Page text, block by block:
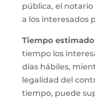
pública, el
a los interesados
Tiempo
tiempo los
días hábiles,
legalidad del
tiempo, puede